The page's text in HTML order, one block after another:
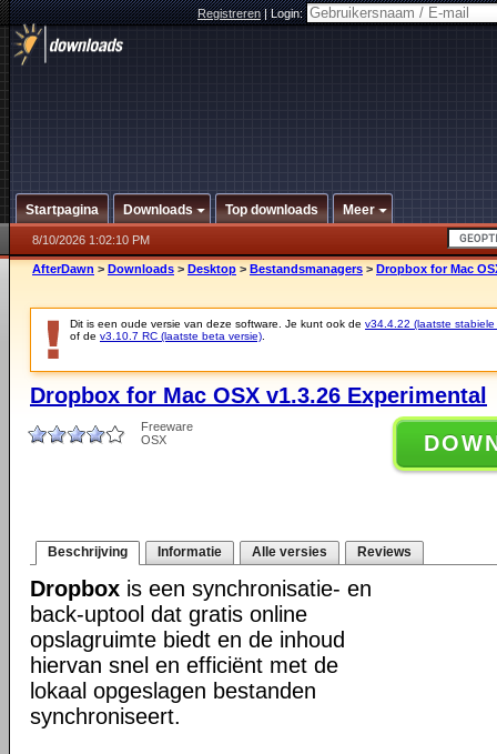
Registreren|Login:
Startpagina Downloads Top downloads Meer
8/10/2026 1:02:10 PM
AfterDawn > Downloads > Desktop > Bestandsmanagers > Dropbox for Mac
Dit is een oude versie van deze software. Je kunt ook de v34.4.22 (laatste stabiele
of de v3.10.7 RC (laatste beta versie)
Dropbox for Mac OSX v1.3.26 Experimental
Freeware
OSX
Beschrijving Informatie Alle versies Reviews
Dropbox is een synchronisatie- en
back-uptool dat gratis online
opslagruimte biedt en de inhoud
hiervan snel en efficiënt met de
lokaal opgeslagen bestanden
synchroniseert.